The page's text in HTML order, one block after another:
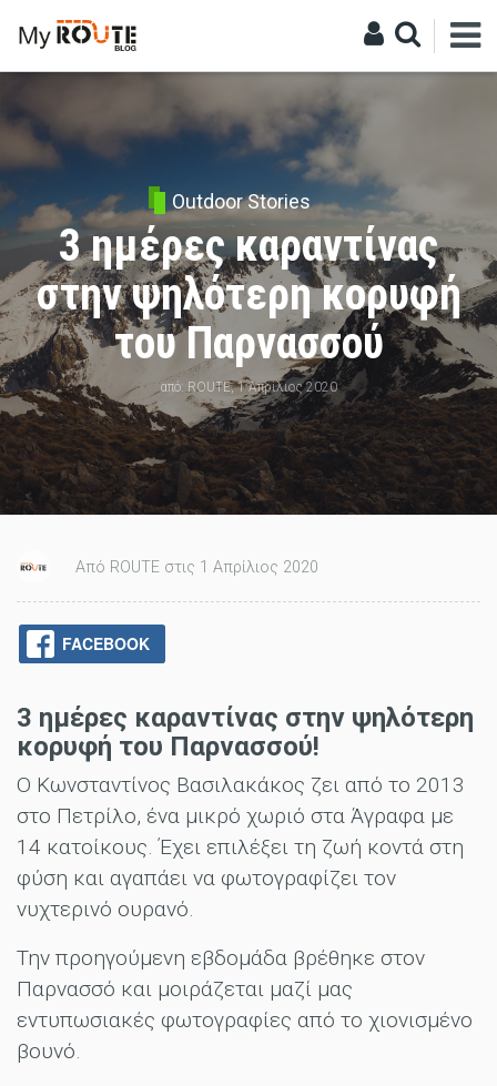
ΑΝΑΖΗΤΗΣΗ
Outdoor Stories
3 ημέρες καραντίνας
στην ψηλότερη κορυφή
του Παρνασσού
από: ROUTE, 1 Απρίλιος 2020
Από ROUTE στις 1 Απρίλιος 2020
FACEBOOK
3 ημέρες καραντίνας στην ψηλότερη
κορυφή του Παρνασσού!
Ο Κωνσταντίνος Βασιλακάκος ζει από το 2013
στο Πετρίλο, ένα μικρό χωριό στα Άγραφα με
14 κατοίκους. Έχει επιλέξει τη ζωή κοντά στη
φύση και αγαπάει να φωτογραφίζει τον
νυχτερινό ουρανό.
Την προηγούμενη εβδομάδα βρέθηκε στον
Παρνασσό και μοιράζεται μαζί μας
εντυπωσιακές φωτογραφίες από το χιονισμένο
βουνό.